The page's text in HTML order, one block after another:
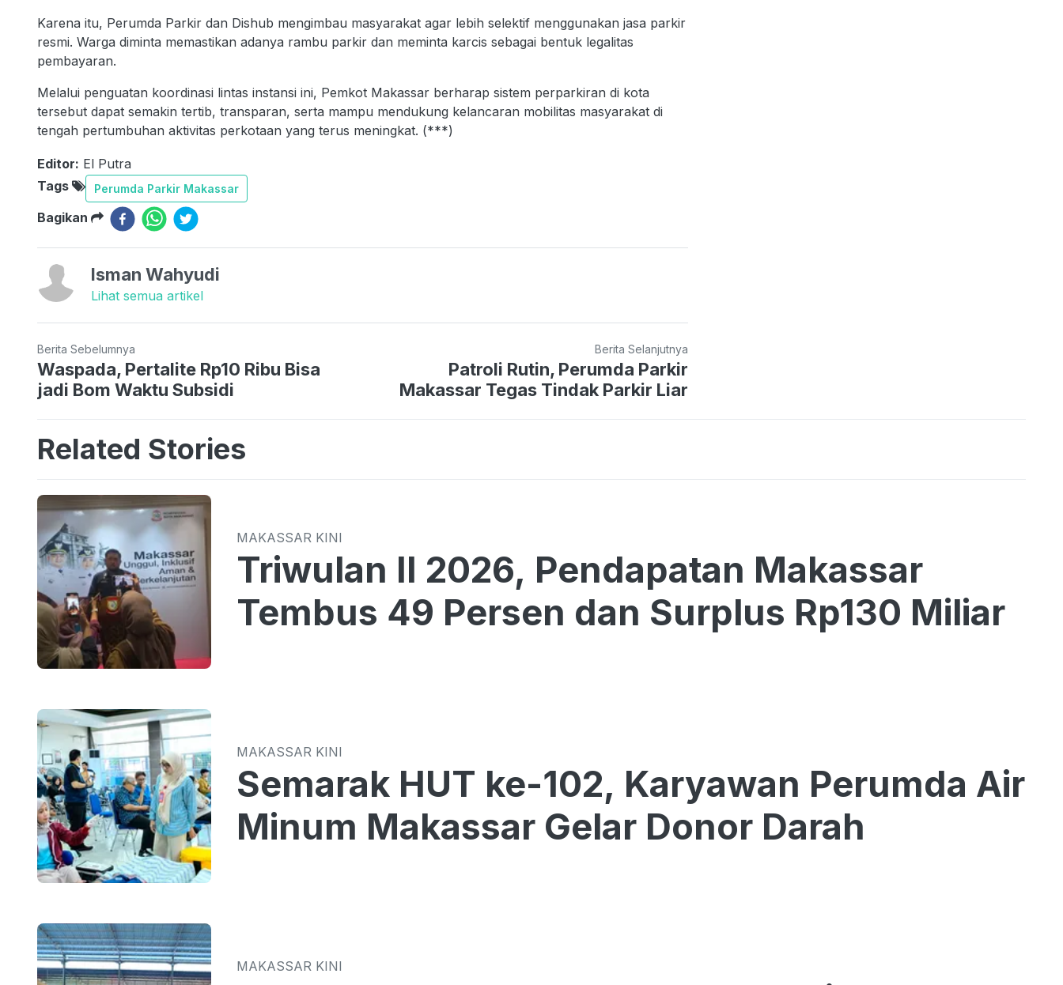
Karena itu, Perumda Parkir dan Dishub mengimbau masyarakat agar lebih selektif menggunakan jasa parkir
resmi. Warga diminta memastikan adanya rambu parkir dan meminta karcis sebagai bentuk legalitas
pembayaran.
Melalui penguatan koordinasi lintas instansi ini, Pemkot Makassar berharap sistem perparkiran di kota
tersebut dapat semakin tertib, transparan, serta mampu mendukung kelancaran mobilitas masyarakat di
tengah pertumbuhan aktivitas perkotaan yang terus meningkat. (***)
Editor: El Putra
Tags
Perumda Parkir Makassar
Bagikan
Isman Wahyudi
Lihat semua artikel
Berita Sebelumnya
Waspada, Pertalite Rp10 Ribu Bisa
jadi Bom Waktu Subsidi
Berita Selanjutnya
Patroli Rutin, Perumda Parkir
Makassar Tegas Tindak Parkir Liar
Related Stories
MAKASSAR KINI
Triwulan II 2026, Pendapatan Makassar
Tembus 49 Persen dan Surplus Rp130 Miliar
MAKASSAR KINI
Semarak HUT ke-102, Karyawan Perumda Air
Minum Makassar Gelar Donor Darah
MAKASSAR KINI